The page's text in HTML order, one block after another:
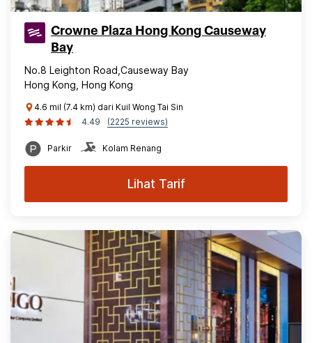
Crowne Plaza Hong Kong Causeway
Bay
No.8 Leighton Road,Causeway Bay
Hong Kong, Hong Kong
4.6 mil (7.4 km) dari Kuil Wong Tai Sin
4.49
(2225 reviews)
Parkir Kolam Renang
Lihat Tarif